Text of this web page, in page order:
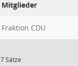
Mitglieder
Fraktion CDU
Sätze